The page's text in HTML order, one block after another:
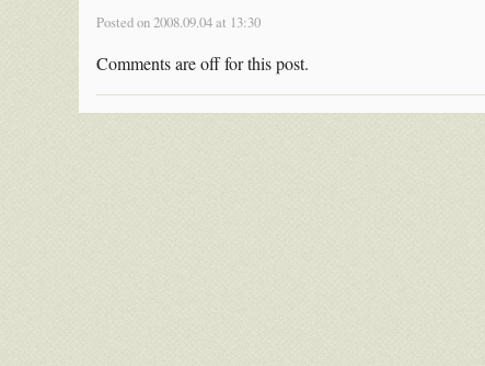
Posted on 2008.09.04 at 13:30
Comments are off for this post.